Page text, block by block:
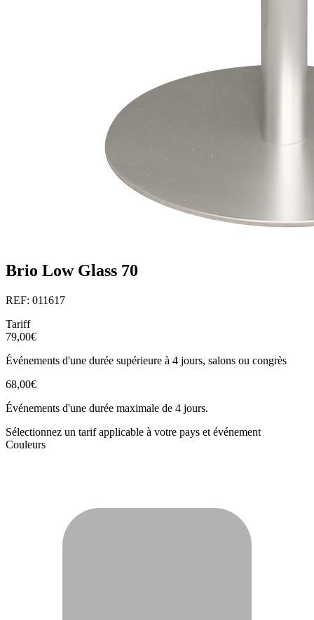
Brio Low Glass 70
REF: 011617
Tariff
79,00€
Événements d'une durée supérieure à 4 jours, salons ou congrès
68,00€
Événements d'une durée maximale de 4 jours.
Sélectionnez un tarif applicable à votre pays et événement
Couleurs